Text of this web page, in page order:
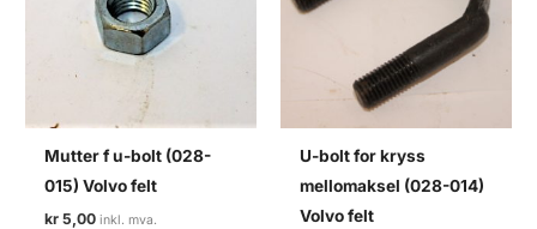
Mutter f u-bolt (028-
015) Volvo felt
kr 5,00
U-bolt for kryss
mellomaksel (028-014)
Volvo felt